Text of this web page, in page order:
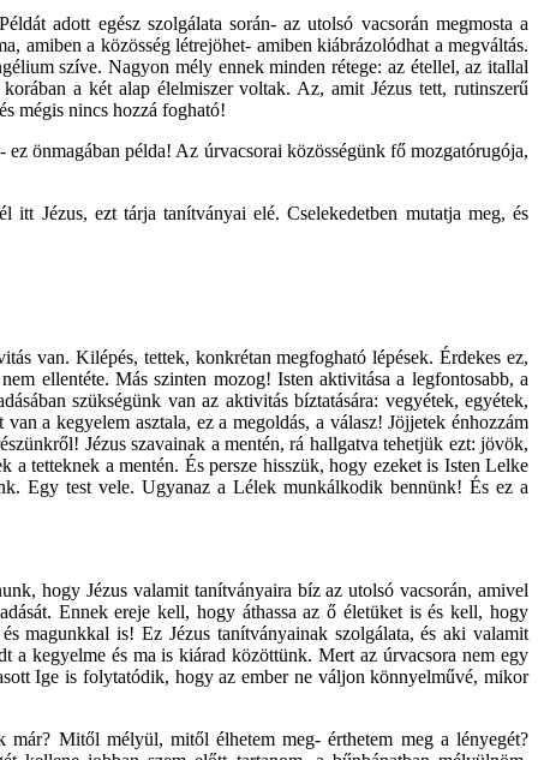
adott egész szolgálata során- az utolsó vacsorán megmosta a
amiben a közösség létrejöhet- amiben kiábrázolódhat a megváltás.
szíve. Nagyon mély ennek minden rétege: az étellel, az itallal
a két alap élelmiszer voltak. Az, amit Jézus tett, rutinszerű
mégis nincs hozzá fogható!
önmagában példa! Az úrvacsorai közösségünk fő mozgatórugója,
Jézus, ezt tárja tanítványai elé. Cselekedetben mutatja meg, és
van. Kilépés, tettek, konkrétan megfogható lépések. Érdekes ez,
ellentéte. Más szinten mozog! Isten aktivitása a legfontosabb, a
szükségünk van az aktivitás bíztatására: vegyétek, egyétek,
a kegyelem asztala, ez a megoldás, a válasz! Jöjjetek énhozzám
Jézus szavainak a mentén, rá hallgatva tehetjük ezt: jövök,
tetteknek a mentén. És persze hisszük, hogy ezeket is Isten Lelke
Egy test vele. Ugyanaz a Lélek munkálkodik bennünk! És ez a
hogy Jézus valamit tanítványaira bíz az utolsó vacsorán, amivel
Ennek ereje kell, hogy áthassa az ő életüket is és kell, hogy
magunkkal is! Ez Jézus tanítványainak szolgálata, és aki valamit
a kegyelme és ma is kiárad közöttünk. Mert az úrvacsora nem egy
Ige is folytatódik, hogy az ember ne váljon könnyelművé, mikor
Mitől mélyül, mitől élhetem meg- érthetem meg a lényegét?